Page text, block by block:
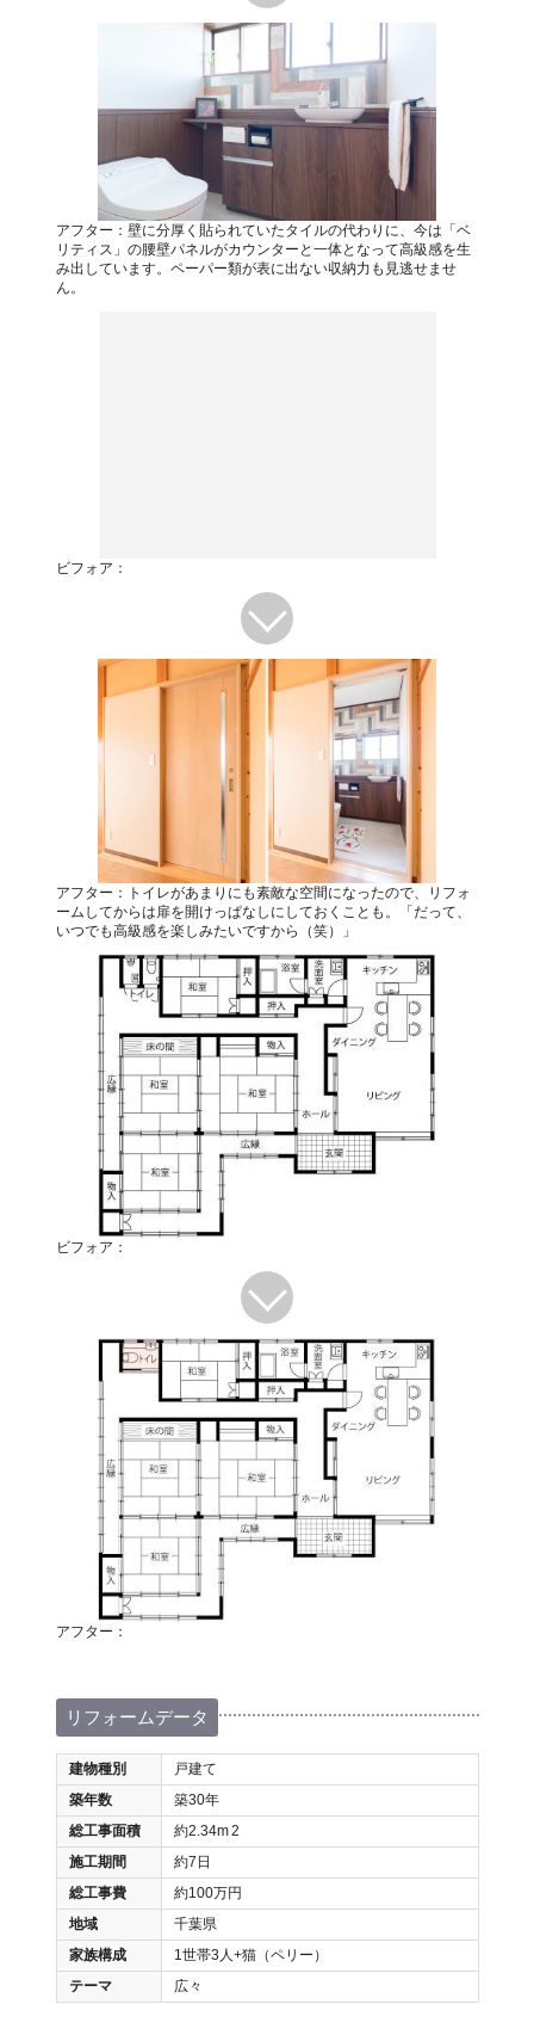
アフター：壁に分厚く貼られていたタイルの代わりに、今は「ベ
リティス」の腰壁パネルがカウンターと一体となって高級感を生
み出しています。ペーパー類が表に出ない収納力も見逃せませ
ん。
ビフォア：
アフター：トイレがあまりにも素敵な空間になったので、リフォ
ームしてからは扉を開けっぱなしにしておくことも。「だって、
いつでも高級感を楽しみたいですから（笑）」
ビフォア：
アフター：
リフォームデータ
建物種別
戸建て
築年数
築30年
総工事面積
約2.34m2
施工期間
約7日
総工事費
約100万円
地域
千葉県
家族構成
1世帯3人+猫（ペリー）
テーマ
広々